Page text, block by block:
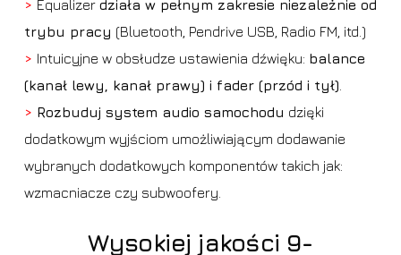
> Equalizer działa w pełnym zakresie niezależnie od
trybu pracy (Bluetooth, Pendrive USB, Radio FM, itd.)
> Intuicyjne w obsłudze ustawienia dźwięku: balance
(kanał lewy, kanał prawy) i fader (przód i tył)
> Rozbuduj system audio samochodu dzięki
dodatkowym wyjściom umożliwiającym dodawanie
wybranych dodatkowych komponentów takich jak:
wzmacniacze czy subwoofery.
Wysokiej jakości 9-